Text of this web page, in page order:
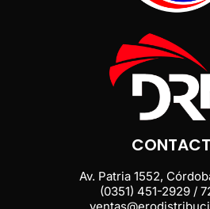
Av. Patria 1552,
(0351) 451-2929 /